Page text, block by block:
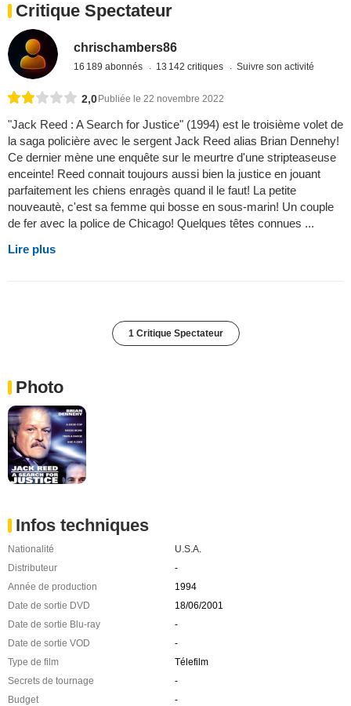
Critique Spectateur
chrischambers86
16 189 abonnés 13 142 critiques Suivre son activité
2,0 Publiée le 22 novembre 2022
"Jack Reed : A Search for Justice" (1994) est le troisième volet de
la saga policière avec le sergent Jack Reed alias Brian Dennehy!
Ce dernier mène une enquête sur le meurtre d'une stripteaseuse
enceinte! Reed connait toujours aussi bien la justice en jouant
parfaitement les chiens enragès quand il le faut! La petite
nouveautè, c'est sa femme qui bosse en sous-marin! Un couple
de fer avec la police de Chicago! Quelques têtes connues ...
Lire plus
1 Critique Spectateur
Photo
Infos techniques
Nationalité
U.S.A.
Distributeur
-
Année de production
1994
Date de sortie DVD
18/06/2001
Date de sortie Blu-ray
-
Date de sortie VOD
-
Type de film
Télefilm
Secrets de tournage
-
Budget
-